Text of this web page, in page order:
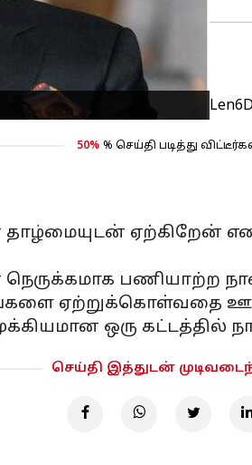
Chair of the ICC.
https://t.co/
50% % செய்தி படித்து
ஏற்கிறேன்
நெருக்கமாக
ஏற்றுக்கொள்வதை
ஒரு கட்டத்தில்
செய்தி இத்துடன்